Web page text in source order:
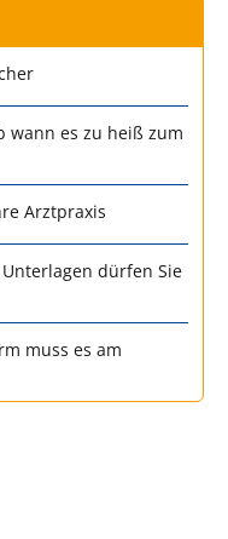
wann es zu heiß zum
Arztpraxis
dürfen Sie
muss es am